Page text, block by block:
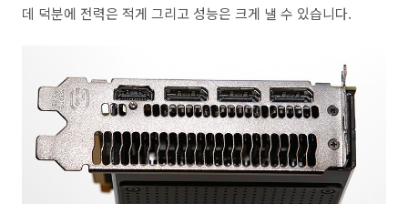
데 덕분에 전력은 적게 그리고 성능은 크게 낼 수 있습니다.